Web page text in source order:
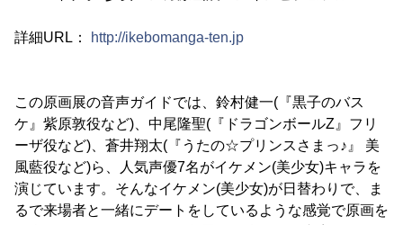
詳細URL： http://ikebomanga-ten.jp
この原画展の音声ガイドでは、鈴村健一(『黒子のバス
ケ』紫原敦役など)、中尾隆聖(『ドラゴンボールZ』フリ
ーザ役など)、蒼井翔太(『うたの☆プリンスさまっ♪』 美
風藍役など)ら、人気声優7名がイケメン(美少女)キャラを
演じています。そんなイケメン(美少女)が日替わりで、ま
るで来場者と一緒にデートをしているような感覚で原画を